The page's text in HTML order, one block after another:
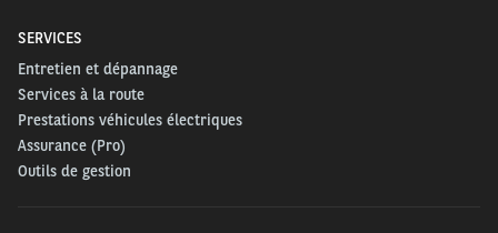
SERVICES
Entretien et dépannage
Services à la route
Prestations véhicules électriques
Assurance (Pro)
Outils de gestion